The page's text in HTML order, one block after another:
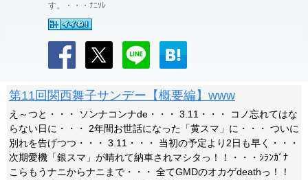
す。・・・ﾅﾆｿﾚ
第11回関西舞子サンデー【概要編】www
え～つと・・・ ソンナコンナde・・・ 3.11・・・ コノ忘れてはな
らない日に・・・ 2年間お世話になった「黄スマ」に・・・ ついに
別れを告げつつ・・・ 3.11・・・ 当初の予定より2日も早く・・・
次期愛機「銀スマ」が晴れて納車されマシタっ！！・・・ｼﾗﾝｶﾞﾅ
こらもうナニからナニまで・・・ 全てGMDのオカゲdeathっ！！